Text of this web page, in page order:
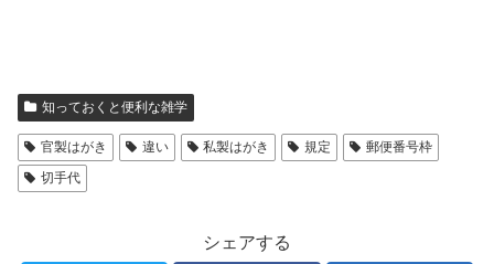
知っておくと便利な雑学
官製はがき 違い 私製はがき 規定
郵便番号枠
切手代
シェアする